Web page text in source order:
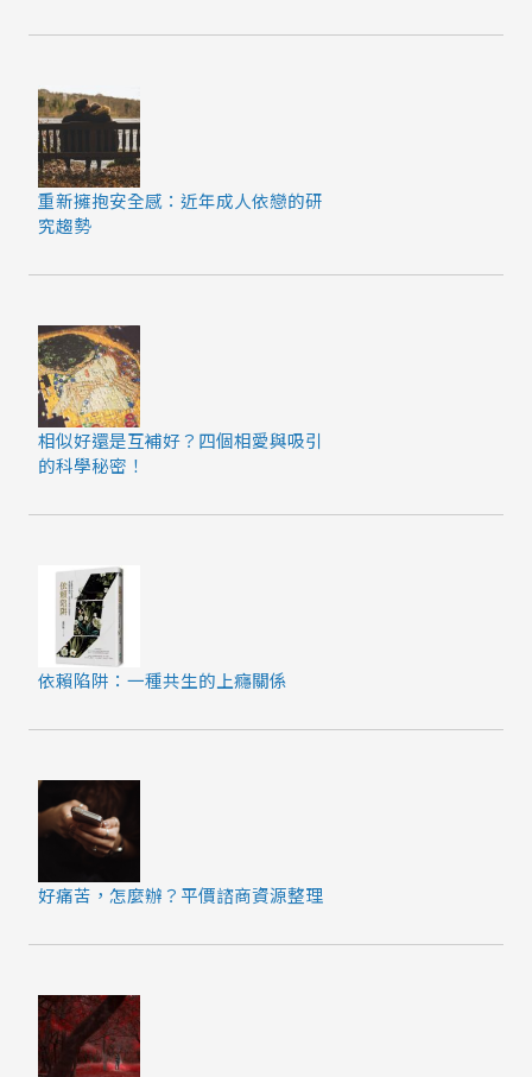
重新擁抱安全感：近年成人依戀的研
究趨勢
相似好還是互補好？四個相愛與吸引
的科學秘密！
依賴陷阱：一種共生的上癮關係
好痛苦，怎麼辦？平價諮商資源整理